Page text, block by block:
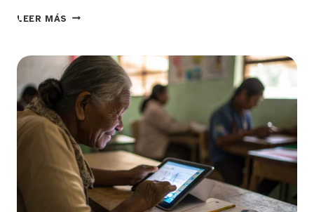
LEER MÁS CAPACITACIÓN
ADULTOS
MAYORES:
ALFABETIZACIÓN
DIGITAL
CLASES
DE
INFORMÁTICA
PARA
SENIORS